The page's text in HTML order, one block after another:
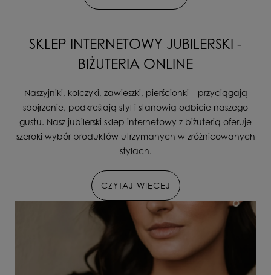
SKLEP INTERNETOWY JUBILERSKI -
BIŻUTERIA ONLINE
Naszyjniki, kolczyki, zawieszki, pierścionki – przyciągają
spojrzenie, podkreślają styl i stanowią odbicie naszego
gustu. Nasz jubilerski sklep internetowy z biżuterią oferuje
szeroki wybór produktów utrzymanych w zróżnicowanych
stylach.
CZYTAJ WIĘCEJ